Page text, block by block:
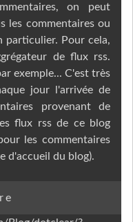
on peut
les commentaires ou
particulier. Pour cela,
de flux rss.
exemple... C'est très
jour l'arrivée de
provenant de
flux rss de ce blog
les commentaires
d'accueil du blog).